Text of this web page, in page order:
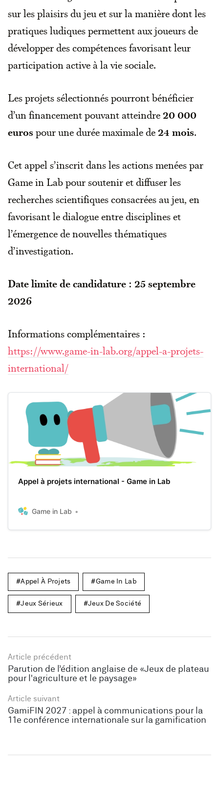
sur les plaisirs du jeu et sur la manière dont les
pratiques ludiques permettent aux joueurs de
développer des compétences favorisant leur
participation active à la vie sociale.
Les projets sélectionnés pourront bénéficier
d’un financement pouvant atteindre20 000
euros pour une durée maximale de24 mois.
Cet appel s’inscrit dans les actions menées par
Game in Lab pour soutenir et diffuser les
recherches scientifiques consacrées au jeu, en
favorisant le dialogue entre disciplines et
l’émergence de nouvelles thématiques
d’investigation.
Date limite de candidature : 25 septembre
2026
Informations complémentaires :
https://www.game-in-lab.org/appel-a-projets-
international/
Appel à projets international - Game in Lab
Game in Lab
Appel À Projets Game In Lab
Jeux Sérieux Jeux De Société
Article précédent
Parution de l’édition anglaise de «Jeux de plateau
pour l'agriculture et le paysage»
Article suivant
GamiFIN 2027 : appel à communications pour la
11e conférence internationale sur la gamification